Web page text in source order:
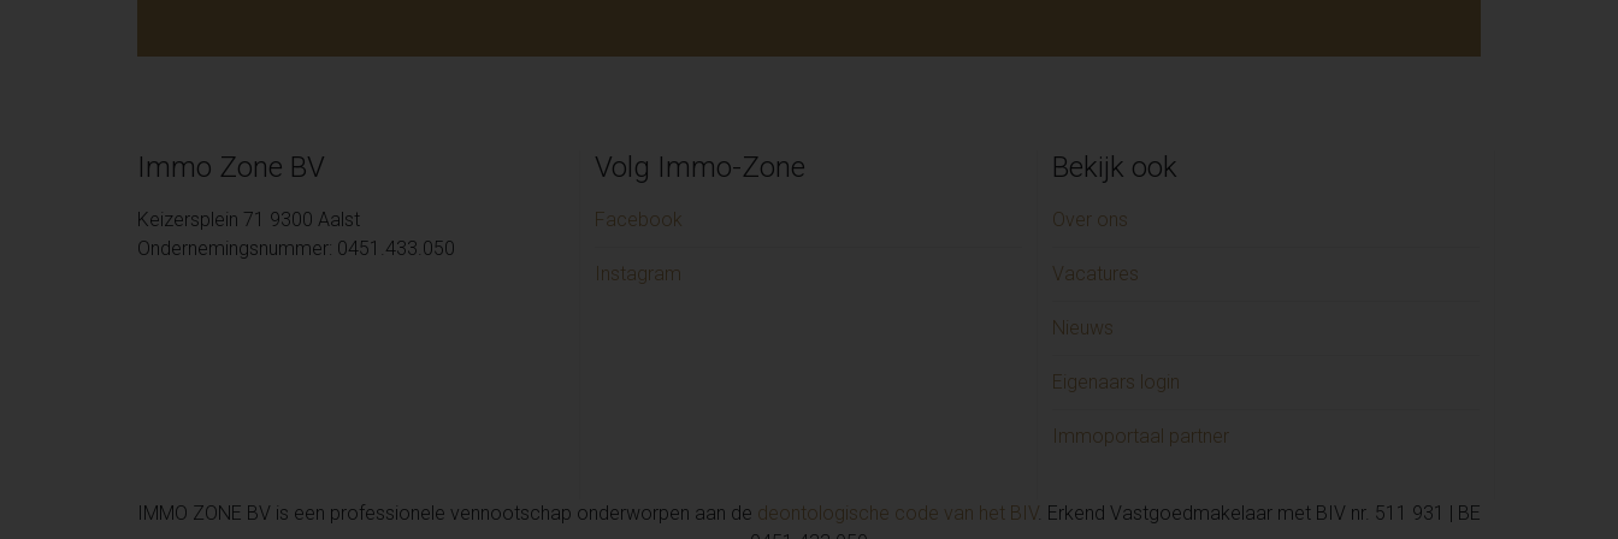
Immo Zone BV
Keizersplein 71 9300 Aalst
Ondernemingsnummer: 0451.433.050
Volg Immo-Zone
Facebook
Instagram
Bekijk ook
Over ons
Vacatures
Nieuws
Eigenaars login
Immoportaal partner
IMMO ZONE BV is een professionele vennootschap onderworpen aan de deontologische code van het BIV. Erkend Vastgoedmakelaar met BIV nr. 511 931 | BE